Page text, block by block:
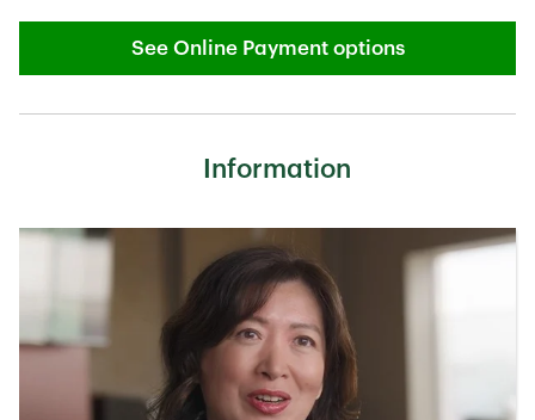
See Online Payment options
Link Opens in New Tab
Information